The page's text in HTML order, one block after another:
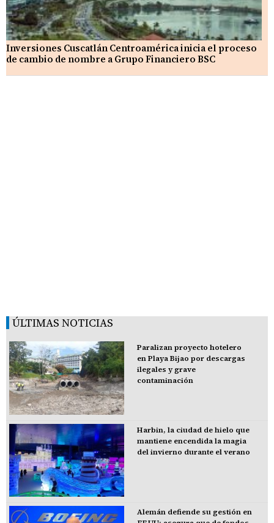
Inversiones Cuscatlán Centroamérica inicia el proceso
de cambio de nombre a Grupo Financiero BSC
ÚLTIMAS NOTICIAS
Paralizan proyecto hotelero
en Playa Bijao por descargas
ilegales y grave
contaminación
Harbin, la ciudad de hielo que
mantiene encendida la magia
del invierno durante el verano
Alemán defiende su gestión en